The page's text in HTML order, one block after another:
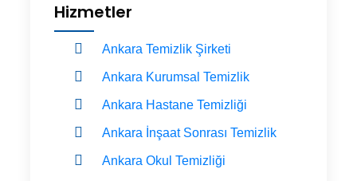
Hizmetler
Ankara Temizlik Şirketi
Ankara Kurumsal Temizlik
Ankara Hastane Temizliği
Ankara İnşaat Sonrası Temizlik
Ankara Okul Temizliği